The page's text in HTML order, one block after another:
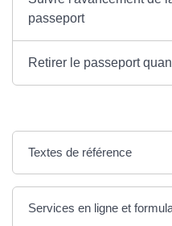
passeport
Retirer le passeport
Textes de référence
Services en ligne et